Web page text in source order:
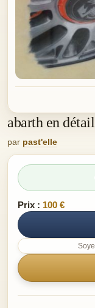
abarth en détail
par past'elle
Prix : 100 €